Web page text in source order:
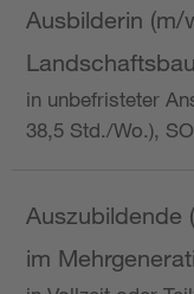
Ausbilderin
Landschaftsbau
in unbefristeter
38,5 Std./Wo.),
Auszubildende
im